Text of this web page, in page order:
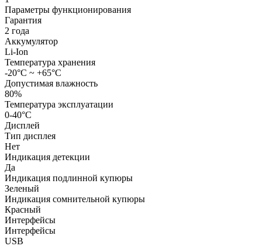
Параметры функционирования
Гарантия
2 года
Аккумулятор
Li-Ion
Температура хранения
-20°С ~ +65°С
Допустимая влажность
80%
Температура эксплуатации
0-40°С
Дисплей
Тип дисплея
Нет
Индикация детекции
Да
Индикация подлинной купюры
Зеленый
Индикация сомнительной купюры
Красный
Интерфейсы
Интерфейсы
USB